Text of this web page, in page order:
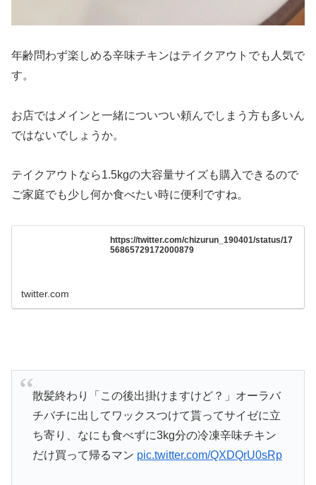
年齢問わず楽しめる辛味チキンはテイクアウトでも人気で
す。
お店ではメインと一緒についつい頼んでしまう方も多いん
ではないでしょうか。
テイクアウトなら1.5kgの大容量サイズも購入できるので
ご家庭でも少し何か食べたい時に便利ですね。
https://twitter.com/chizurun_190401/status/17
56865729172000879
twitter.com
散髪終わり「この後出掛けますけど？」オーラバ
チバチに出してワックスつけて貰ってサイゼに立
ち寄り、なにも食べずに3kg分の冷凍辛味チキン
だけ買って帰るマン pic.twitter.com/QXDQrU0sRp